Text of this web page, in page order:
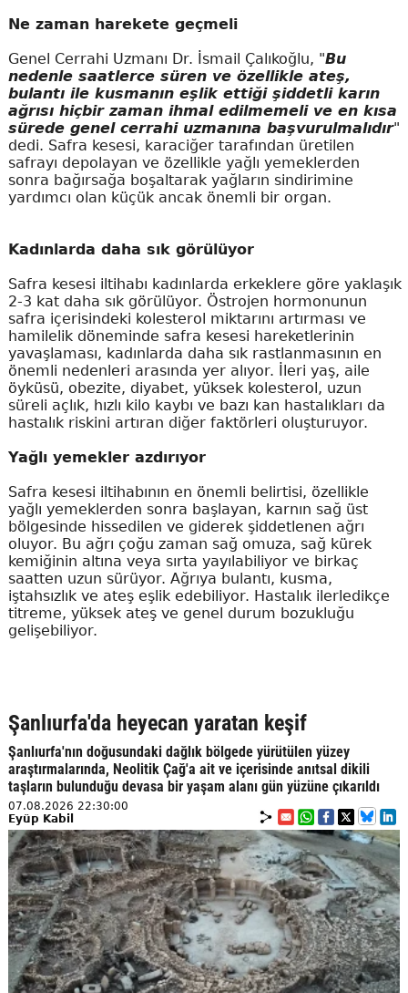
Ne zaman harekete geçmeli
Genel Cerrahi Uzmanı Dr. İsmail Çalıkoğlu, "Bu
nedenle saatlerce süren ve özellikle ateş,
bulantı ile kusmanın eşlik ettiği şiddetli karın
ağrısı hiçbir zaman ihmal edilmemeli ve en kısa
sürede genel cerrahi uzmanına başvurulmalıdır"
dedi. Safra kesesi, karaciğer tarafından üretilen
safrayı depolayan ve özellikle yağlı yemeklerden
sonra bağırsağa boşaltarak yağların sindirimine
yardımcı olan küçük ancak önemli bir organ.
Kadınlarda daha sık görülüyor
Safra kesesi iltihabı kadınlarda erkeklere göre yaklaşık
2-3 kat daha sık görülüyor. Östrojen hormonunun
safra içerisindeki kolesterol miktarını artırması ve
hamilelik döneminde safra kesesi hareketlerinin
yavaşlaması, kadınlarda daha sık rastlanmasının en
önemli nedenleri arasında yer alıyor. İleri yaş, aile
öyküsü, obezite, diyabet, yüksek kolesterol, uzun
süreli açlık, hızlı kilo kaybı ve bazı kan hastalıkları da
hastalık riskini artıran diğer faktörleri oluşturuyor.
Yağlı yemekler azdırıyor
Safra kesesi iltihabının en önemli belirtisi, özellikle
yağlı yemeklerden sonra başlayan, karnın sağ üst
bölgesinde hissedilen ve giderek şiddetlenen ağrı
oluyor. Bu ağrı çoğu zaman sağ omuza, sağ kürek
kemiğinin altına veya sırta yayılabiliyor ve birkaç
saatten uzun sürüyor. Ağrıya bulantı, kusma,
iştahsızlık ve ateş eşlik edebiliyor. Hastalık ilerledikçe
titreme, yüksek ateş ve genel durum bozukluğu
gelişebiliyor.
Şanlıurfa'da heyecan yaratan keşif
Şanlıurfa'nın doğusundaki dağlık bölgede yürütülen yüzey
araştırmalarında, Neolitik Çağ'a ait ve içerisinde anıtsal dikili
taşların bulunduğu devasa bir yaşam alanı gün yüzüne çıkarıldı
07.08.2026 22:30:00
Eyüp Kabil